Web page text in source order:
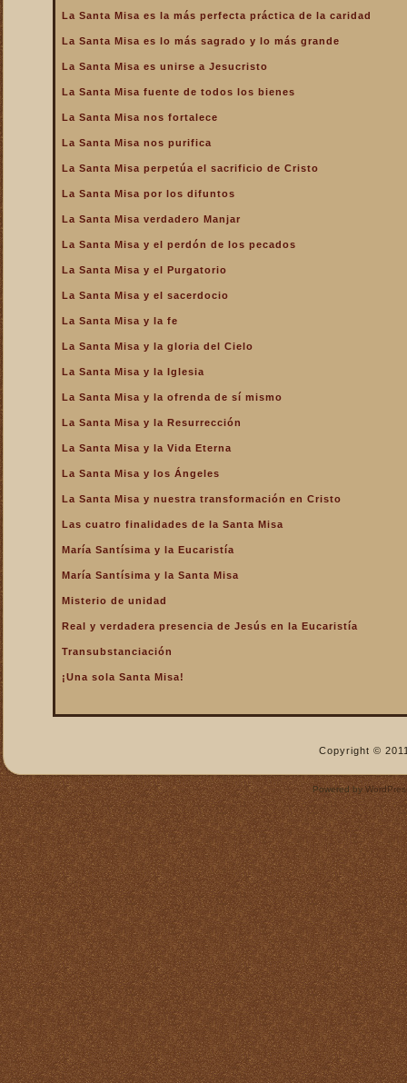
perfecta oración
La Santa Misa es la más
caridad
La Santa Misa es lo más
sagrado y lo más grande
La Santa Misa es medicina
La Santa Misa es unirse a
La Santa Misa escuela de
todos los bienes
La Santa Misa le da la
a cargar nuestra cruz
La Santa Misa nos fortalece
La Santa Misa nos libra del
infierno y nos da la
La Santa Misa nos purifica
sacrificio de Cristo
La Santa Misa por los
descanso
La Santa Misa verdadero
sobre la tierra
La Santa Misa y el Espíritu
Santo
La Santa Misa y el Martirio
La Santa Misa y el perdón
de los pecados
La Santa Misa y el
Purgatorio
La Santa Misa y el Reino
de Dios
La Santa Misa y el
sacerdocio
La Santa Misa y la cruz
La Santa Misa y la familia
La Santa Misa y la fe
La Santa Misa es la más perfecta práctica de la caridad
La Santa Misa es lo más sagrado y lo más grande
La Santa Misa es unirse a Jesucristo
La Santa Misa fuente de todos los bienes
La Santa Misa nos fortalece
La Santa Misa nos purifica
La Santa Misa perpetúa el sacrificio de Cristo
La Santa Misa por los difuntos
La Santa Misa verdadero Manjar
La Santa Misa y el perdón de los pecados
La Santa Misa y el Purgatorio
La Santa Misa y el sacerdocio
La Santa Misa y la fe
La Santa Misa y la gloria del Cielo
La Santa Misa y la Iglesia
La Santa Misa y la ofrenda de sí mismo
La Santa Misa y la Resurrección
La Santa Misa y la Vida Eterna
La Santa Misa y los Ángeles
La Santa Misa y nuestra transformación en Cristo
Las cuatro finalidades de la Santa Misa
María Santísima y la Eucaristía
María Santísima y la Santa Misa
Misterio de unidad
Real y verdadera presencia de Jesús en la Eucaristía
Transubstanciación
¡Una sola Santa Misa!
Copyright ©
Powered by